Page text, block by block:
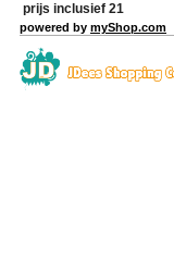
prijs inclusief 21
powered by myShop.com